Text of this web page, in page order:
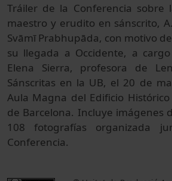
Tráiler de la Conferencia
maestro y erudito en sánscrito,
Svāmī Prabhupāda, con motivo
su llegada a Occidente, a
Elena Sierra, profesora de
Sánscritas en la UB, el 20 de
Aula Magna del Edificio
de Barcelona. Incluye imágenes
108 fotografías organizada
Conferencia.